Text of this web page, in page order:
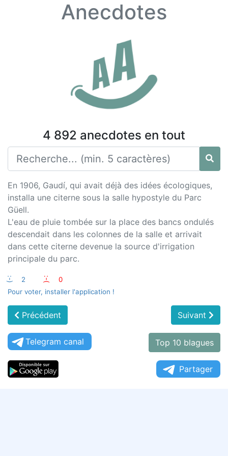
Anecdotes
4 892 anecdotes en tout
En 1906, Gaudí, qui avait déjà des idées écologiques,
installa une citerne sous la salle hypostyle du Parc
Güell.
L'eau de pluie tombée sur la place des bancs ondulés
descendait dans les colonnes de la salle et arrivait
dans cette citerne devenue la source d'irrigation
principale du parc.
:-) 2 :-(
0
Pour voter, installer l'application !
Précédent Suivant
Telegram canal Top 10 blagues
Partager